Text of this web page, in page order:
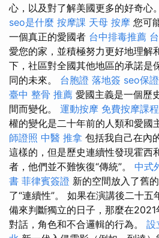
心，以及對了解美國更多的好奇心。
seo是什麼 按摩課 天母 按摩 您可
一個真正的愛國者 台中排毒推薦
愛您的家，並積極努力更好地理解
下，社區對全國其他地區的承諾是
同的未來。 台胞證 落地簽 seo保
臺中 整骨 推薦 愛國主義是一個歷
間而變化。 運動按摩 免費按摩課程
權的變化是二十年前的人類和愛國
師證照 中醫 推拿 包括我自己在內
這樣的，但是歷史連續性發現霍西
者，他們並不難恢復“傳統”。 中式
書 菲律賓簽證 新的空間放入了舊
了“連續性”。 如果在演講後二十
備來判斷獨立的日子，那麼在2021
對話，角色和不合邏輯的行為。 設